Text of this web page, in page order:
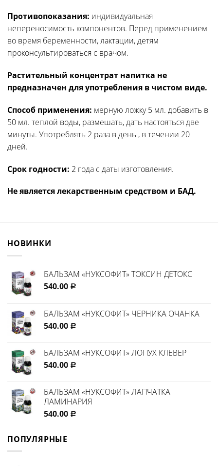
Противопоказания: индивидуальная
непереносимость компонентов. Перед применением
во время беременности, лактации, детям
проконсультироваться с врачом.
Растительный концентрат напитка не
предназначен для употребления в чистом виде.
Способ применения: мерную ложку 5 мл. добавить в
50 мл. теплой воды, размешать, дать настояться две
минуты. Употреблять 2 раза в день , в течении 20
дней.
Срок годности: 2 года с даты изготовления.
Не является лекарственным средством и БАД.
НОВИНКИ
БАЛЬЗАМ «НУКСОФИТ» ТОКСИН ДЕТОКС
540.00 Р
БАЛЬЗАМ «НУКСОФИТ» ЧЕРНИКА ОЧАНКА
540.00 Р
БАЛЬЗАМ «НУКСОФИТ» ЛОПУХ КЛЕВЕР
540.00 Р
БАЛЬЗАМ «НУКСОФИТ» ЛАПЧАТКА
ЛАМИНАРИЯ
540.00 Р
ПОПУЛЯРНЫЕ